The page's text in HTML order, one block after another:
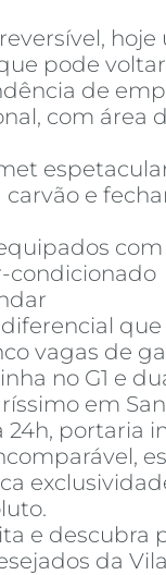
pode
de
com área
carvão e
condicionado
vagas de
no G1 e
em
24h, portaria
e descubra
da